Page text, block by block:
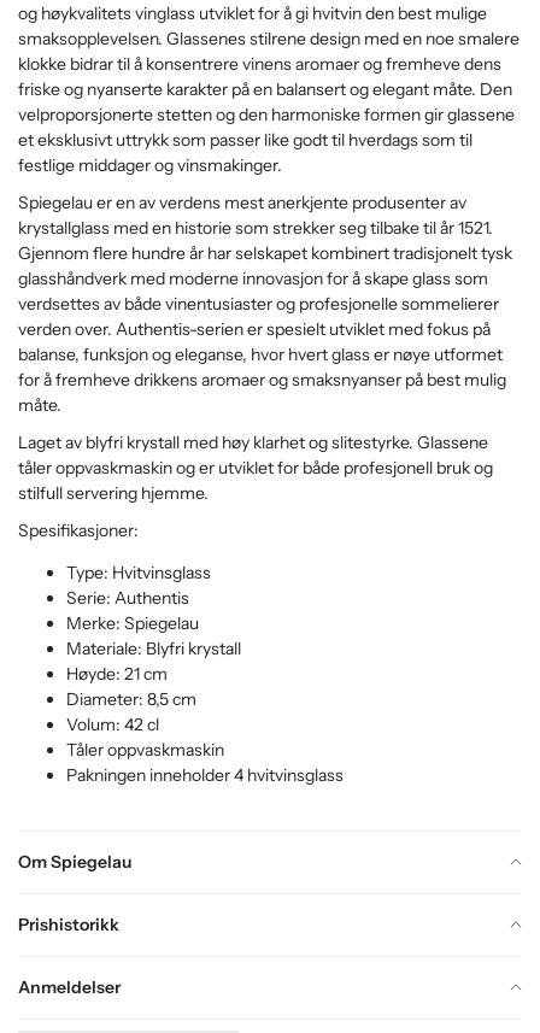
Om Spiegelau
Prishistorikk
Anmeldelser
og høykvalitets vinglass utviklet for å gi hvitvin den best mulige
smaksopplevelsen. Glassenes stilrene design med en noe smalere
klokke bidrar til å konsentrere vinens aromaer og fremheve dens
friske og nyanserte karakter på en balansert og elegant måte. Den
velproporsjonerte stetten og den harmoniske formen gir glassene
et eksklusivt uttrykk som passer like godt til hverdags som til
festlige middager og vinsmakinger.
Spiegelau er en av verdens mest anerkjente produsenter av
krystallglass med en historie som strekker seg tilbake til år 1521.
Gjennom flere hundre år har selskapet kombinert tradisjonelt tysk
glasshåndverk med moderne innovasjon for å skape glass som
verdsettes av både vinentusiaster og profesjonelle sommelierer
verden over. Authentis-serien er spesielt utviklet med fokus på
balanse, funksjon og eleganse, hvor hvert glass er nøye utformet
for å fremheve drikkens aromaer og smaksnyanser på best mulig
måte.
Laget av blyfri krystall med høy klarhet og slitestyrke. Glassene
tåler oppvaskmaskin og er utviklet for både profesjonell bruk og
stilfull servering hjemme.
Spesifikasjoner:
Type: Hvitvinsglass
Serie: Authentis
Merke: Spiegelau
Materiale: Blyfri krystall
Høyde: 21 cm
Diameter: 8,5 cm
Volum: 42 cl
Tåler oppvaskmaskin
Pakningen inneholder 4 hvitvinsglass